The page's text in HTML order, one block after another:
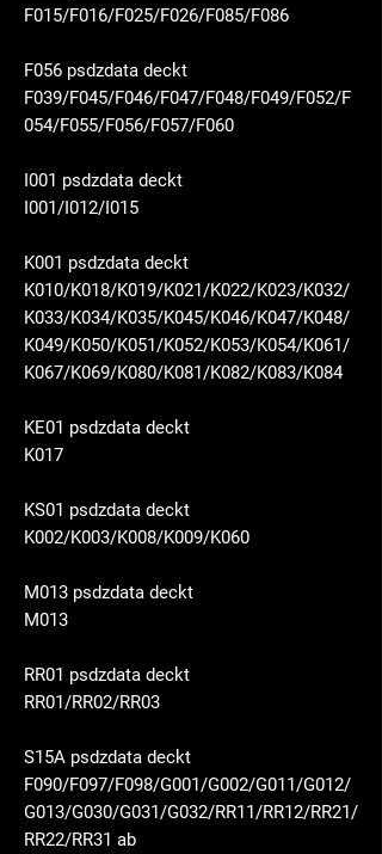
F015/F016/F025/F026/F085/F086
F056 psdzdata deckt
F039/F045/F046/F047/F048/F049/F052/F
054/F055/F056/F057/F060
I001 psdzdata deckt
I001/I012/I015
K001 psdzdata deckt
K010/K018/K019/K021/K022/K023/K032/
K033/K034/K035/K045/K046/K047/K048/
K049/K050/K051/K052/K053/K054/K061/
K067/K069/K080/K081/K082/K083/K084
KE01 psdzdata deckt
K017
KS01 psdzdata deckt
K002/K003/K008/K009/K060
M013 psdzdata deckt
M013
RR01 psdzdata deckt
RR01/RR02/RR03
S15A psdzdata deckt
F090/F097/F098/G001/G002/G011/G012/
G013/G030/G031/G032/RR11/RR12/RR21/
RR22/RR31 ab